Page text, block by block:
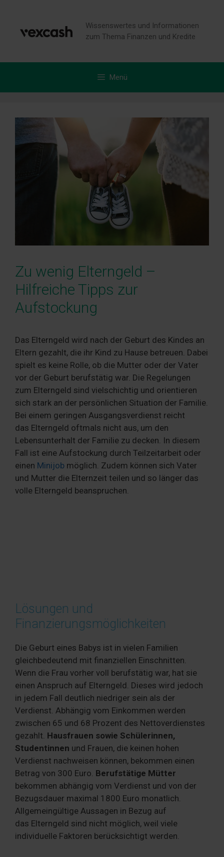
springen
Wissenswertes und Informationen
zum Thema Finanzen und Kredite
Menü
Zu wenig Elterngeld –
Hilfreiche Tipps zur
Aufstockung
Das Elterngeld wird nach der Geburt des Kindes an
Eltern gezahlt, die ihr Kind zu Hause betreuen. Dabei
spielt es keine Rolle, ob die Mutter oder der Vater
vor der Geburt berufstätig war. Die Regelungen
zum Elterngeld sind vielschichtig und orientieren
sich stark an der persönlichen Situation der Familie.
Bei einem geringen Ausgangsverdienst reicht
das Elterngeld oftmals nicht aus, um den
Lebensunterhalt der Familie zu decken. In diesem
Fall ist eine Aufstockung durch Teilzeitarbeit oder
einen Minijob möglich. Zudem können sich Vater
und Mutter die Elternzeit teilen und so länger das
volle Elterngeld beanspruchen.
Lösungen und
Finanzierungsmöglichkeiten
Die Geburt eines Babys ist in vielen Familien
gleichbedeutend mit finanziellen Einschnitten.
Wenn die Frau vorher voll berufstätig war, hat sie
einen Anspruch auf Elterngeld. Dieses wird jedoch
in jedem Fall deutlich niedriger sein als der
Verdienst. Abhängig vom Einkommen werden
zwischen 65 und 68 Prozent des Nettoverdienstes
gezahlt. Hausfrauen sowie Schülerinnen,
Studentinnen und Frauen, die keinen hohen
Verdienst nachweisen können, bekommen einen
Betrag von 300 Euro. Berufstätige Mütter
bekommen abhängig vom Verdienst und von der
Bezugsdauer maximal 1800 Euro monatlich.
Allgemeingültige Aussagen in Bezug auf
das Elterngeld sind nicht möglich, weil viele
individuelle Faktoren berücksichtigt werden.